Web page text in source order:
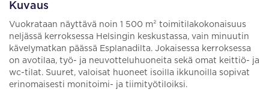
Kuvaus
Vuokrataan näyttävä noin 1 500 m² toimitilakokonaisuus
neljässä kerroksessa Helsingin keskustassa, vain minuutin
kävelymatkan päässä Esplanadilta. Jokaisessa kerroksessa
on avotilaa, työ- ja neuvotteluhuoneita sekä omat keittiö- ja
wc-tilat. Suuret, valoisat huoneet isoilla ikkunoilla sopivat
erinomaisesti monitoimi- ja tiimityötiloiksi.